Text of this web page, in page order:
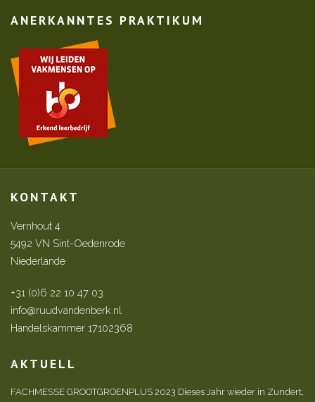
ANERKANNTES PRAKTIKUM
KONTAKT
Vernhout 4
5492 VN Sint-Oedenrode
Niederlande
+31 (0)6 22 10 47 03
info@ruudvandenberk.nl
Handelskammer 17102368
AKTUELL
FACHMESSE GROOTGROENPLUS 2023 Dieses Jahr wieder in Zundert,